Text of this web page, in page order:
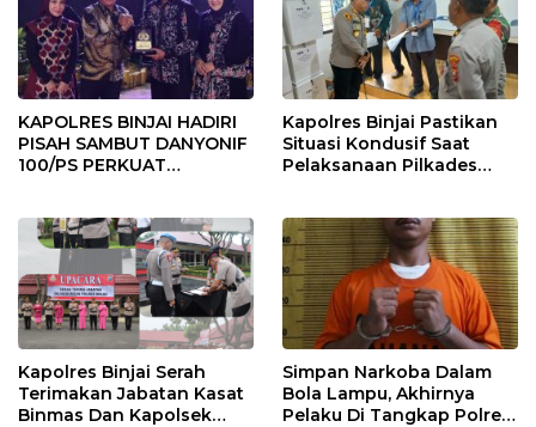
KAPOLRES BINJAI HADIRI
PISAH SAMBUT DANYONIF
100/PS PERKUAT
Kapolres Binjai Pastikan
Situasi Kondusif Saat
Pelaksanaan Pilkades
Kapolres Binjai Serah
Terimakan Jabatan Kasat
Binmas Dan Kapolsek
Simpan Narkoba Dalam
Bola Lampu, Akhirnya
Pelaku Di Tangkap Polres